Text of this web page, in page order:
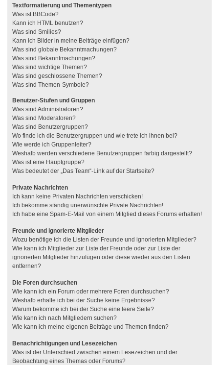
Textformatierung und Thementypen
Was ist BBCode?
Kann ich HTML benutzen?
Was sind Smilies?
Kann ich Bilder in meine Beiträge einfügen?
Was sind globale Bekanntmachungen?
Was sind Bekanntmachungen?
Was sind wichtige Themen?
Was sind geschlossene Themen?
Was sind Themen-Symbole?
Benutzer-Stufen und Gruppen
Was sind Administratoren?
Was sind Moderatoren?
Was sind Benutzergruppen?
Wo finde ich die Benutzergruppen und wie trete ich ihnen bei?
Wie werde ich Gruppenleiter?
Weshalb werden verschiedene Benutzergruppen farbig dargestellt?
Was ist eine Hauptgruppe?
Was bedeutet der „Das Team“-Link auf der Startseite?
Private Nachrichten
Ich kann keine Privaten Nachrichten verschicken!
Ich bekomme ständig unerwünschte Private Nachrichten!
Ich habe eine Spam-E-Mail von einem Mitglied dieses Forums erhalten!
Freunde und ignorierte Mitglieder
Wozu benötige ich die Listen der Freunde und ignorierten Mitglieder?
Wie kann ich Mitglieder zur Liste der Freunde oder zur Liste der
ignorierten Mitglieder hinzufügen oder diese wieder aus den Listen
entfernen?
Die Foren durchsuchen
Wie kann ich ein Forum oder mehrere Foren durchsuchen?
Weshalb erhalte ich bei der Suche keine Ergebnisse?
Warum bekomme ich bei der Suche eine leere Seite?
Wie kann ich nach Mitgliedern suchen?
Wie kann ich meine eigenen Beiträge und Themen finden?
Benachrichtigungen und Lesezeichen
Was ist der Unterschied zwischen einem Lesezeichen und der
Beobachtung eines Themas oder Forums?